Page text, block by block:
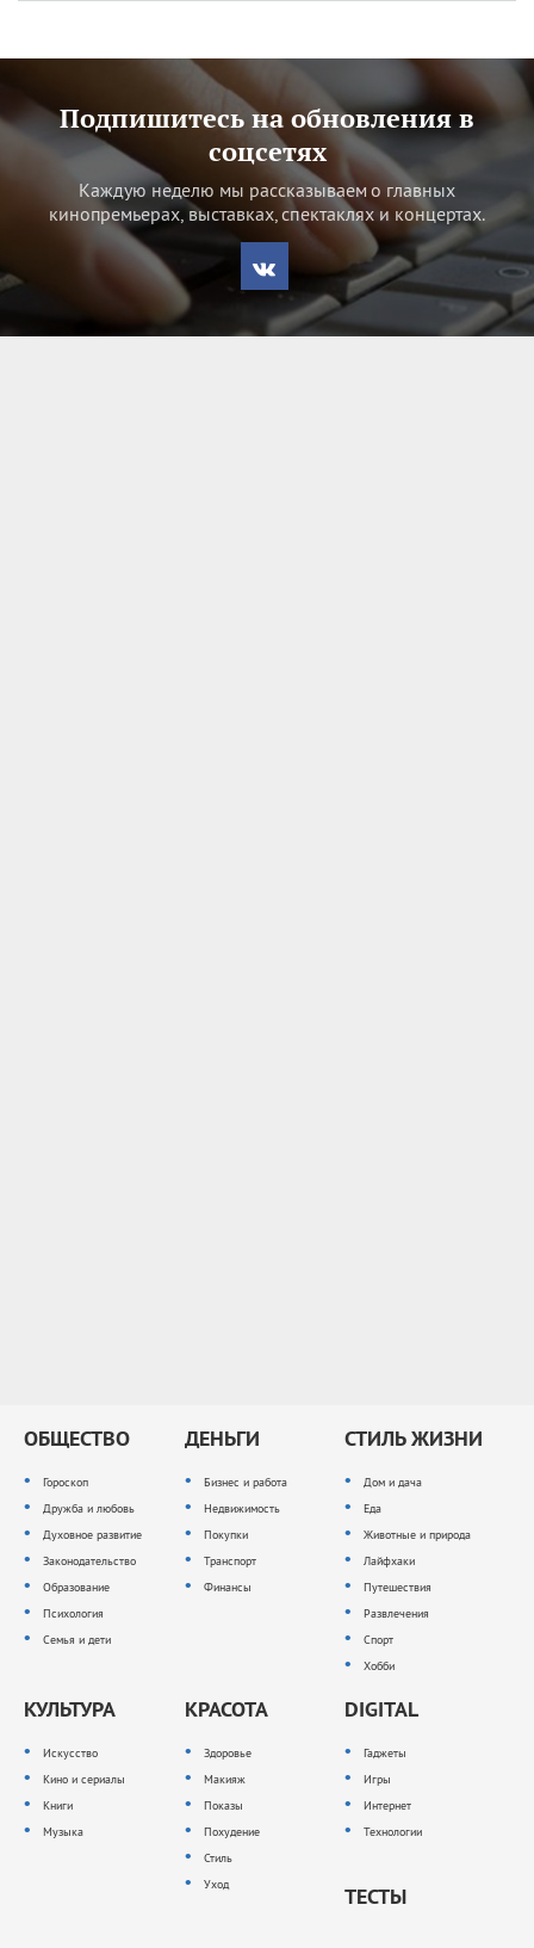
Подпишитесь на обновления в
соцсетях
Каждую неделю мы рассказываем о главных
кинопремьерах, выставках, спектаклях и концертах.
ОБЩЕСТВО
Гороскоп
Дружба и любовь
Духовное развитие
Законодательство
Образование
Психология
Семья и дети
ДЕНЬГИ
Бизнес и работа
Недвижимость
Покупки
Транспорт
Финансы
СТИЛЬ ЖИЗНИ
Дом и дача
Еда
Животные и природа
Лайфхаки
Путешествия
Развлечения
Спорт
Хобби
КУЛЬТУРА
Искусство
Кино и сериалы
Книги
Музыка
КРАСОТА
Здоровье
Макияж
Показы
Похудение
Стиль
Уход
DIGITAL
Гаджеты
Игры
Интернет
Технологии
ТЕСТЫ